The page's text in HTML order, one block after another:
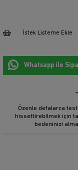
İstek Listeme Ekle
Whatsapp ile
Özenle defalarca
hissettirebilmek için
bedeninizi